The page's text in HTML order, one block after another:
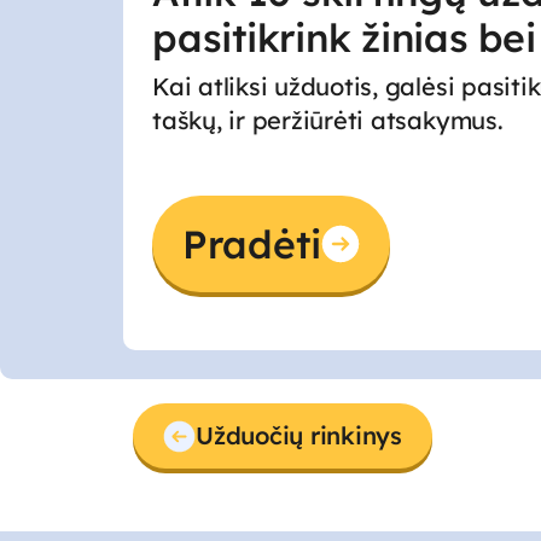
pasitikrink žinias
Kai atliksi užduotis, galėsi
taškų, ir peržiūrėti atsakymus.
Pradėti
Užduočių rinkinys